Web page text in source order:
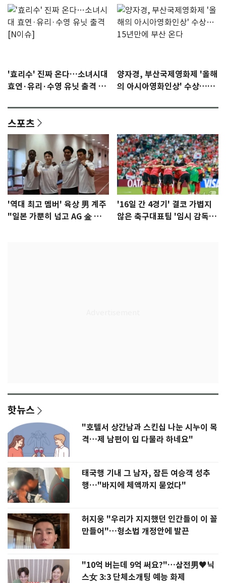
'효리수' 진짜 온다…소녀시대
효연·유리·수영 유닛 출격 [N
양자경, 부산국제영화제 '올해
의 아시아영화인상' 수상…15
스포츠
'역대 최고 멤버' 육상 男 계주
"일본 가뿐히 넘고 AG 金 따겠
'16일 간 4경기' 결코 가볍지
않은 축구대표팀 '임시 감독'
핫뉴스
"호텔서 상간남과 스킨십 나눈 시누이 목
격…제 남편이 입 다물라 하네요"
태국행 기내 그 남자, 잠든 여승객 성추
행…"바지에 체액까지 묻었다"
허지웅 "우리가 지지했던 인간들이 이 꼴
만들어"…형소법 개정안에 발끈
"10억 버는데 9억 써요?"…삼전男♥닉
스女 3:3 단체소개팅 예능 화제